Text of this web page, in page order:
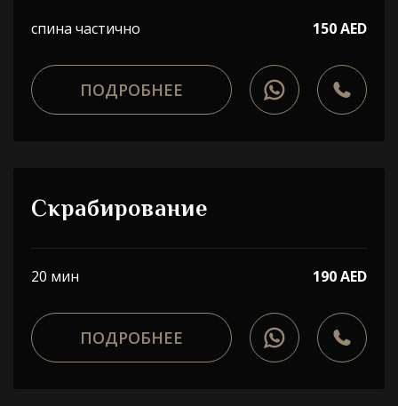
спина частично
150 AED
ПОДРОБНЕЕ
Скрабирование
20 мин 190 AED
ПОДРОБНЕЕ